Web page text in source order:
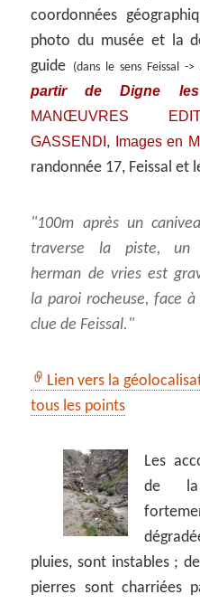
coordonnées
photo du musée et la
guide (dans le sens Feissal ->
partir de Digne
MANŒUVRES
GASSENDI, Images en
randonnée 17, Feissal et
100m après un
traverse la piste, un
herman de vries est
la paroi rocheuse, face
clue de Feissal.
Lien vers la
tous les points
Les
de
pluies, sont instables ;
pierres sont charriées